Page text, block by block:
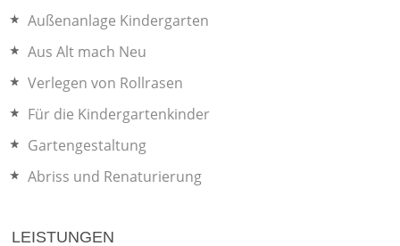
Außenanlage Kindergarten
Aus Alt mach Neu
Verlegen von Rollrasen
Für die Kindergartenkinder
Gartengestaltung
Abriss und Renaturierung
LEISTUNGEN